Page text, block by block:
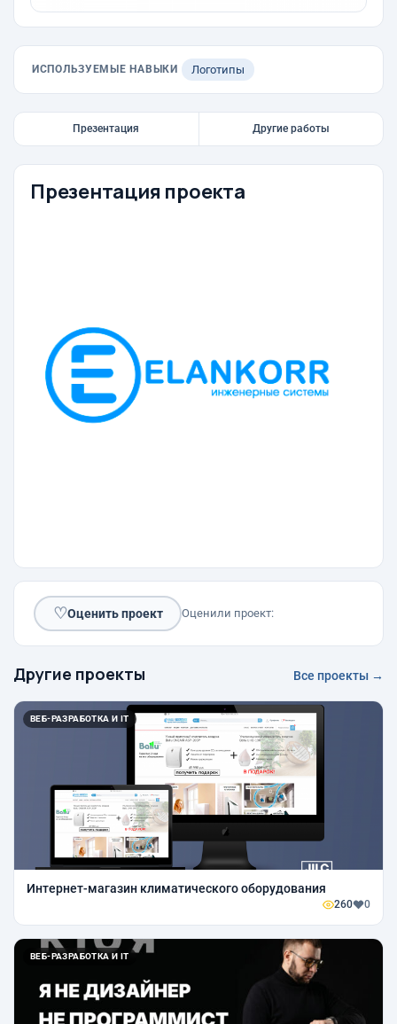
ИСПОЛЬЗУЕМЫЕ НАВЫКИ Логотипы
Презентация Другие работы
Презентация проекта
♡Оценить проект Оценили проект:
Другие проекты Все проекты →
ВЕБ-РАЗРАБОТКА И IT
Интернет-магазин климатического оборудования
260 0
ВЕБ-РАЗРАБОТКА И IT